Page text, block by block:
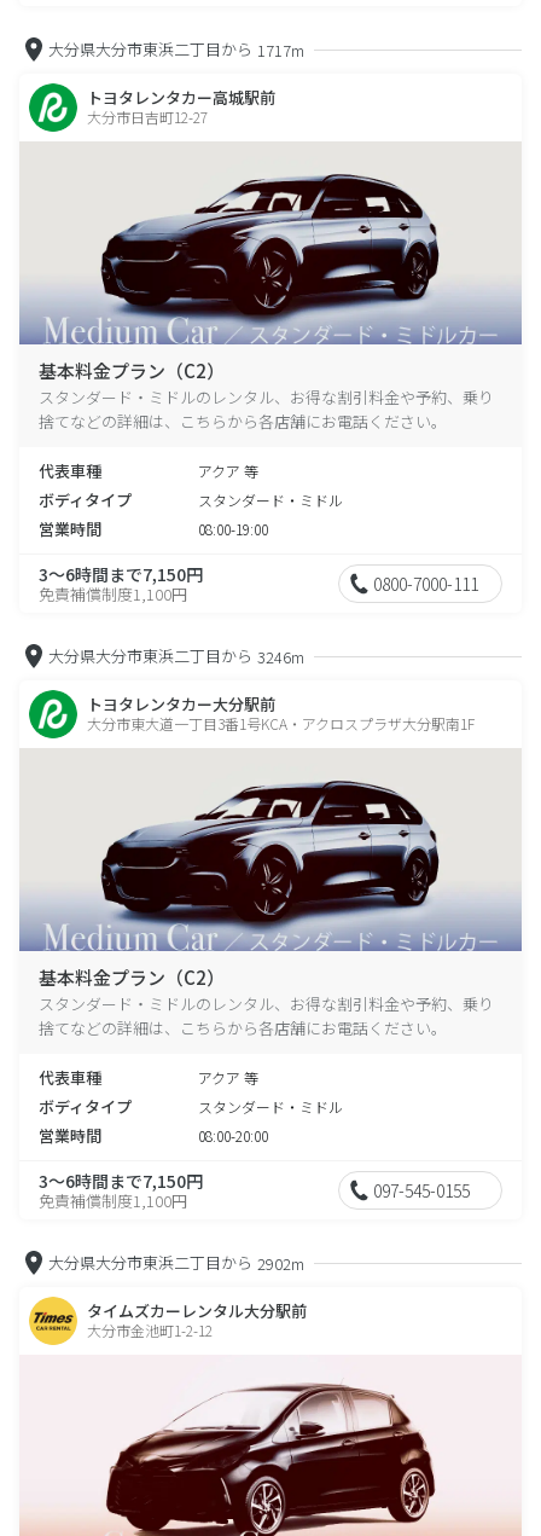
大分県大分市東浜二丁目から 1717m
トヨタレンタカー高城駅前
大分市日吉町12-27
基本料金プラン（C2）
スタンダード・ミドルのレンタル、お得な割引料金や予約、乗り
捨てなどの詳細は、こちらから各店舗にお電話ください。
代表車種 アクア 等
ボディタイプ スタンダード・ミドル
営業時間 08:00-19:00
3～6時間まで7,150円
免責補償制度1,100円 0800-7000-111
大分県大分市東浜二丁目から 3246m
トヨタレンタカー大分駅前
大分市東大道一丁目3番1号KCA・アクロスプラザ大分駅南1F
基本料金プラン（C2）
スタンダード・ミドルのレンタル、お得な割引料金や予約、乗り
捨てなどの詳細は、こちらから各店舗にお電話ください。
代表車種 アクア 等
ボディタイプ スタンダード・ミドル
営業時間 08:00-20:00
3～6時間まで7,150円
免責補償制度1,100円 097-545-0155
大分県大分市東浜二丁目から 2902m
タイムズカーレンタル大分駅前
大分市金池町1-2-12